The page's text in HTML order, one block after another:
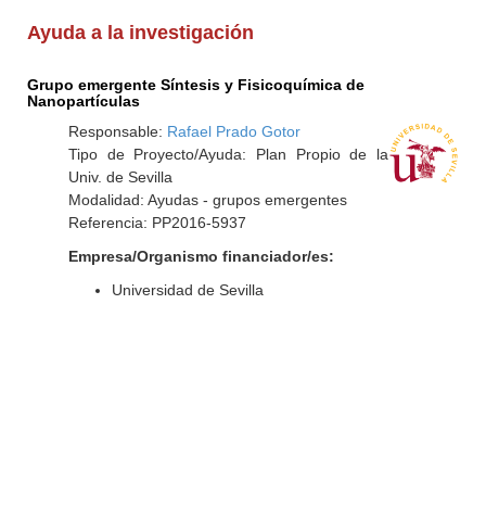
Ayuda a la investigación
Grupo emergente Síntesis y Fisicoquímica de
Nanopartículas
Responsable: Rafael Prado Gotor
Tipo de Proyecto/Ayuda: Plan Propio de la
Univ. de Sevilla
Modalidad: Ayudas - grupos emergentes
Referencia: PP2016-5937
Empresa/Organismo financiador/es:
Universidad de Sevilla